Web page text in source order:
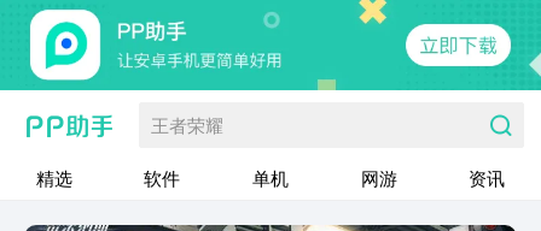
王者荣耀
精选 软件 单机 网游 资讯